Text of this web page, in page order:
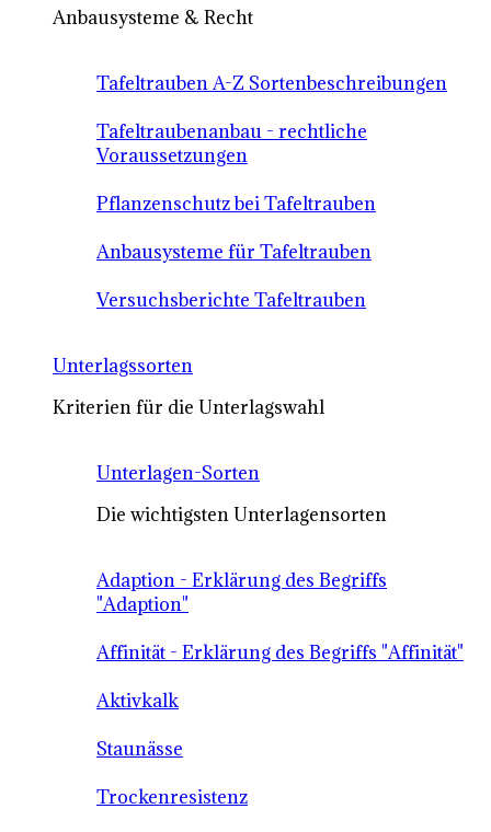
Anbausysteme & Recht
Tafeltrauben A-Z Sortenbeschreibungen
Tafeltraubenanbau - rechtliche
Voraussetzungen
Pflanzenschutz bei Tafeltrauben
Anbausysteme für Tafeltrauben
Versuchsberichte Tafeltrauben
Unterlagssorten
Kriterien für die Unterlagswahl
Unterlagen-Sorten
Die wichtigsten Unterlagensorten
Adaption - Erklärung des Begriffs
"Adaption"
Affinität - Erklärung des Begriffs "Affinität"
Aktivkalk
Staunässe
Trockenresistenz